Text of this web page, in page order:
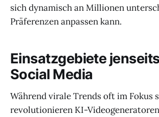
sich dynamisch an Millionen
Präferenzen anpassen kann.
Einsatzgebiete
Social Media
Während virale Trends oft im Fokus
revolutionieren KI-